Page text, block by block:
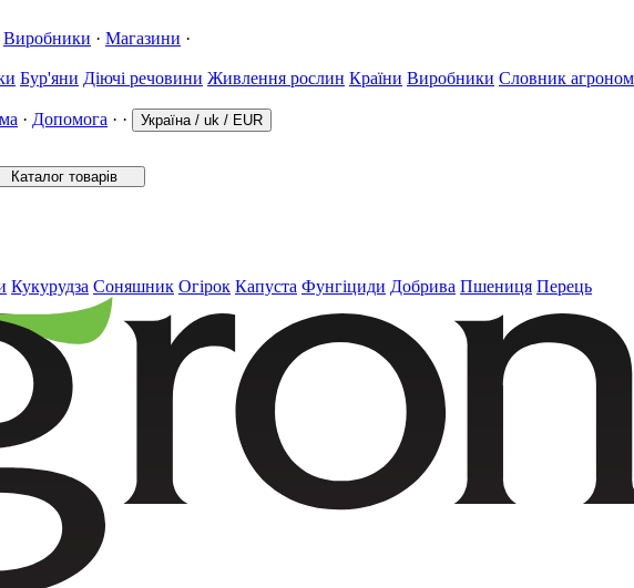
Виробники · Магазини ·
Бур'яни Діючі речовини Живлення рослин Країни Виробники Словник
· Допомога · · Україна / uk / EUR
Каталог товарів
Кукурудза Соняшник Огірок Капуста Фунгіциди Добрива Пшениця Перець